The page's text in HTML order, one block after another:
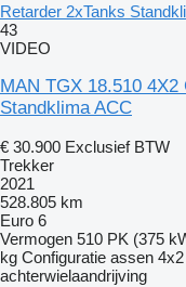
Retarder 2xTanks
43
VIDEO
MAN TGX 18.510
Standklima ACC
€ 30.900 Exclusief BTW
Trekker
2021
528.805 km
Euro 6
Vermogen 510 PK (375
kg Configuratie assen 4x2
achterwielaandrijving